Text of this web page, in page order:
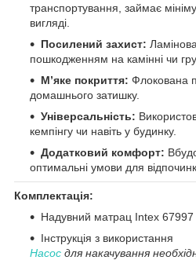
транспортування, займає
вигляді.
Посилений захист:
пошкодженням на камінні чи
М’яке покриття: Флокована
домашнього затишку.
Універсальність:
кемпінгу чи навіть у будинку.
Додатковий комфорт:
оптимальні умови для
Комплектація:
Надувний матрац Intex 67997
Інструкція з використання
Насос для накачування